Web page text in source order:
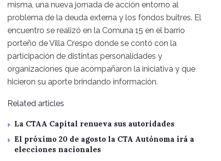
misma, una nueva jornada de acción entorno al
problema de la deuda externa y los fondos buitres. El
encuentro se realizó en la Comuna 15 en el barrio
porteño de Villa Crespo donde se contó con la
participación de distintas personalidades y
organizaciones que acompañaron la iniciativa y que
hicieron su aporte brindando información.
Related articles
La CTAA Capital renueva sus autoridades
El próximo 20 de agosto la CTA Autónoma irá a
elecciones nacionales